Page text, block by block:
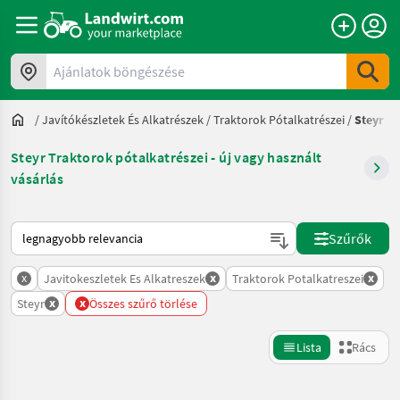
Ajánlatok böngészése
/Javítókészletek És Alkatrészek /Traktorok Pótalkatrészei /Steyr
Steyr Traktorok pótalkatrészei - új vagy használt
vásárlás
Így van sorba rendezve a Landwirt.com-on
Szűrők
x Javitokeszletek Es Alkatreszek x Traktorok Potalkatreszei x
Steyr x x Összes szűrő törlése
Lista Rács